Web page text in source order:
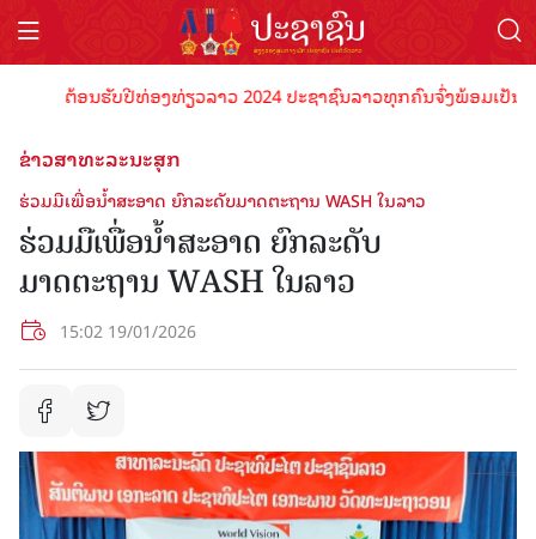
ຕ້ອນຮັບປີທ່ອງທ່ຽວລາວ 2024 ປະຊາຊົນລາວທຸກຄົນຈົ່ງພ້ອມເປັນ
ຂ່າວສາທະລະນະສຸກ
ຮ່ວມມືເພື່ອນໍ້າສະອາດ ຍົກລະດັບມາດຕະຖານ WASH ໃນລາວ
ຮ່ວມມືເພື່ອນໍ້າສະອາດ ຍົກລະດັບ
ມາດຕະຖານ WASH ໃນລາວ
15:02 19/01/2026